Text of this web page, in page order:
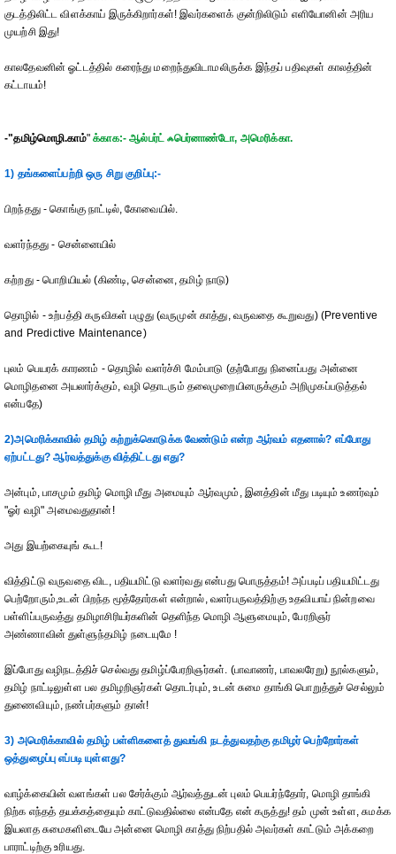
குடத்திலிட்ட விளக்காய் இருக்கிறார்கள்! இவர்களைக் குன்றிலிடும் எளியோனின் அரிய‌
முயற்சி இது!
காலதேவனின் ஓட்டத்தில் கரைந்து மறைந்துவிடாமலிருக்க இந்தப் பதிவுகள் காலத்தின்
கட்டாயம்!
-"தமிழ்மொழி.காம்"க்காக‌:- ஆல்பர்ட் ஃபெர்னாண்டோ, அமெரிக்கா.
1) தங்களைப்பற்றி ஒரு சிறு குறிப்பு:-
பிறந்தது - கொங்கு நாட்டில், கோவையில்.
வளர்ந்தது - சென்னையில்
கற்றது - பொறியியல் (கிண்டி, சென்னை, தமிழ் நாடு)
தொழில் - உற்பத்தி கருவிகள் பழுது (வருமுன் காத்து, வருவதை கூறுவது) (Preventive
and Predictive Maintenance)
புலம் பெயரக் காரணம் - தொழில் வளர்ச்சி மேம்பாடு (தற்போது நினைப்பது அன்னை
மொழிதனை அயலார்க்கும், வழி தொடரும் தலைமுறையினருக்கும் அறிமுகப்படுத்தல்
என்பதே)
2)அமெரிக்காவில் தமிழ் கற்றுக்கொடுக்க வேண்டும் என்ற ஆர்வம் எதனால்? எப்போது
ஏற்பட்டது? ஆர்வத்துக்கு வித்திட்டது எது?
அன்பும், பாசமும் தமிழ் மொழி மீது அமையும் ஆர்வமும், இனத்தின் மீது படியும் உணர்வும்
"ஓர் வழி" அமைவதுதான்!
அது இயற்கையுங் கூட!
வித்திட்டு வருவதை விட, பதியமிட்டு வளர்வது என்பது பொருத்தம்! அப்படிப் பதியமிட்டது
பெற்றோரும்,உடன் பிறந்த மூத்தோர்கள் என்றால், வளர்பருவத்திற்கு உதவியாய் நின்றவை
பள்ளிப்பருவத்து தமிழாசிரியர்களின் தெளிந்த மொழி ஆளுமையும், பேரறிஞர்
அண்ணாவின் துள்ளுந்தமிழ் நடையுமே !
இப்போது வழிநடத்திச் செல்வது தமிழ்ப்பேரறிஞர்கள். (பாவாணர், பாவலரேறு) நூல்களும்,
தமிழ் நாட்டிலுள்ள பல தமிழறிஞர்கள் தொடர்பும், உடன் சுமை தாங்கி பொறுத்துச் செல்லும்
துணைவியும், நண்பர்களும் தான்!
3) அமெரிக்காவில் தமிழ் பள்ளிகளைத் துவங்கி நடத்துவதற்கு தமிழர் பெற்றோர்கள்
ஒத்துழைப்பு எப்படி யுள்ளது?
வாழ்க்கையின் வளங்கள் பல சேர்க்கும் ஆர்வத்துடன் புலம் பெயர்ந்தோர், மொழி தாங்கி
நிற்க எந்தத் தயக்கத்தையும் காட்டுவதில்லை என்பதே என் கருத்து! தம் முன் உள்ள, சுமக்க
இயலாத சுமைகளிடையே அன்னை மொழி காத்து நிற்பதில் அவர்கள் காட்டும் அக்கறை
பாராட்டிற்கு உரியது.